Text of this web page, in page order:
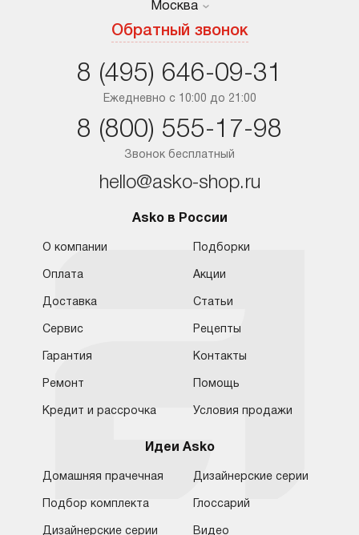
Москва
Москва
Обратный звонок
Москва
Ростов-на-Дону
Ежедневно с 10:00 до 21:00
8 (495) 646-09-31
Звонок бесплатный
8 (800) 555-17-98
hello@asko-shop.ru
Asko в России
О компании
Оплата
Доставка
Сервис
Гарантия
Ремонт
Кредит и рассрочка
Подборки
Акции
Статьи
Рецепты
Контакты
Помощь
Условия продажи
Идеи Asko
Домашняя прачечная
Подбор комплекта
Дизайнерские серии
Дизайнерские серии
Глоссарий
Видео